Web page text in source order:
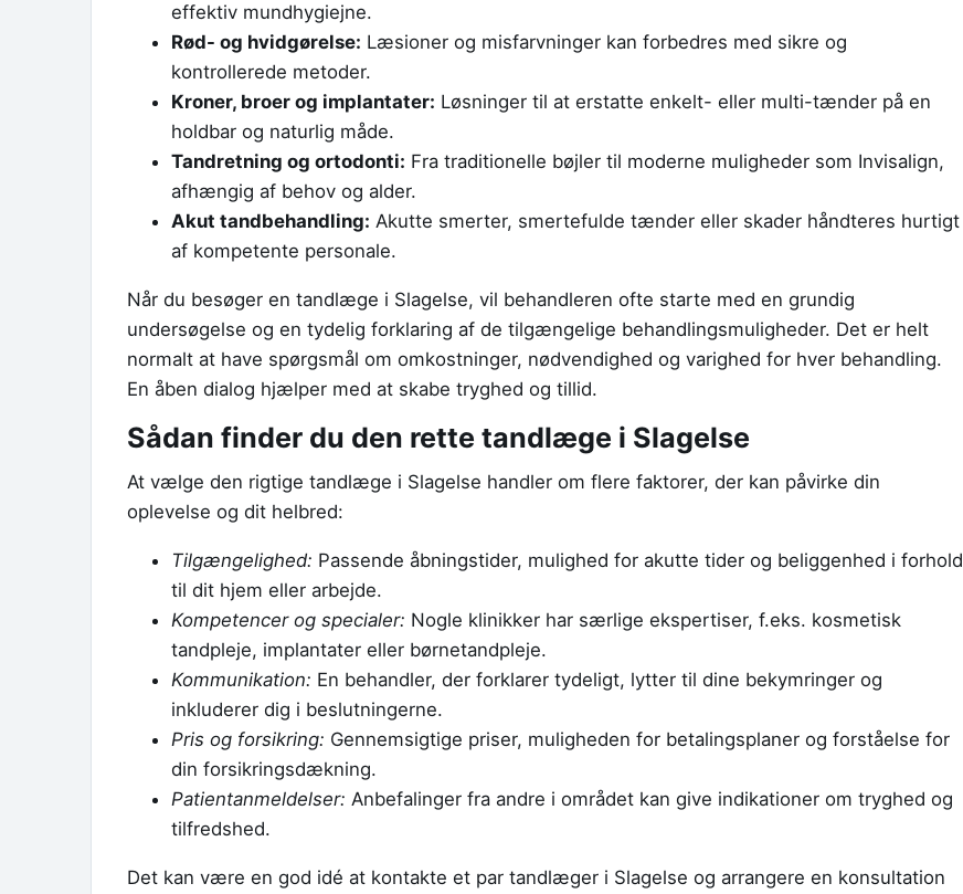
effektiv mundhygiejne.
Rød- og hvidgørelse: Læsioner og misfarvninger kan forbedres med sikre og
kontrollerede metoder.
Kroner, broer og implantater: Løsninger til at erstatte enkelt- eller multi-tænder på en
holdbar og naturlig måde.
Tandretning og ortodonti: Fra traditionelle bøjler til moderne muligheder som Invisalign,
afhængig af behov og alder.
Akut tandbehandling: Akutte smerter, smertefulde tænder eller skader håndteres hurtigt
af kompetente personale.
Når du besøger en tandlæge i Slagelse, vil behandleren ofte starte med en grundig
undersøgelse og en tydelig forklaring af de tilgængelige behandlingsmuligheder. Det er helt
normalt at have spørgsmål om omkostninger, nødvendighed og varighed for hver behandling.
En åben dialog hjælper med at skabe tryghed og tillid.
Sådan finder du den rette tandlæge i Slagelse
At vælge den rigtige tandlæge i Slagelse handler om flere faktorer, der kan påvirke din
oplevelse og dit helbred:
Tilgængelighed: Passende åbningstider, mulighed for akutte tider og beliggenhed i forhold
til dit hjem eller arbejde.
Kompetencer og specialer: Nogle klinikker har særlige ekspertiser, f.eks. kosmetisk
tandpleje, implantater eller børnetandpleje.
Kommunikation: En behandler, der forklarer tydeligt, lytter til dine bekymringer og
inkluderer dig i beslutningerne.
Pris og forsikring: Gennemsigtige priser, muligheden for betalingsplaner og forståelse for
din forsikringsdækning.
Patientanmeldelser: Anbefalinger fra andre i området kan give indikationer om tryghed og
tilfredshed.
Det kan være en god idé at kontakte et par tandlæger i Slagelse og arrangere en konsultation